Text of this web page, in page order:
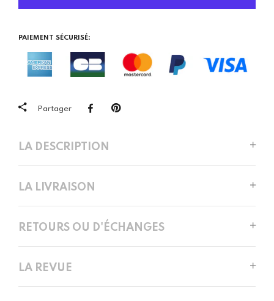
PAIEMENT SÉCURISÉ:
Partager
LA DESCRIPTION
LA LIVRAISON
RETOURS OU D'ÉCHANGES
LA REVUE